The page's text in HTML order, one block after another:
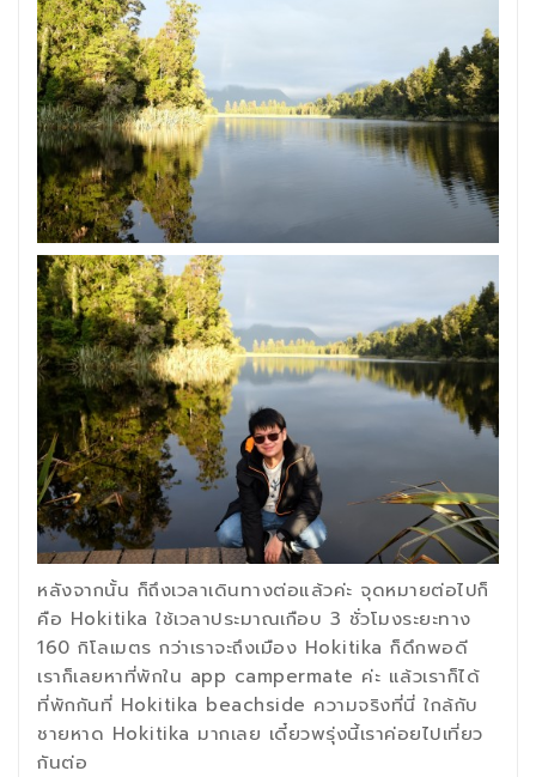
หลังจากนั้น ก็ถึงเวลาเดินทางต่อแล้วค่ะ จุดหมายต่อไปก็
คือ Hokitika ใช้เวลาประมาณเกือบ 3 ชั่วโมงระยะทาง
160 กิโลเมตร กว่าเราจะถึงเมือง Hokitika ก็ดึกพอดี
เราก็เลยหาที่พักใน app campermate ค่ะ แล้วเราก็ได้
ที่พักกันที่ Hokitika beachside ความจริงที่นี่ ใกล้กับ
ชายหาด Hokitika มากเลย เดี๋ยวพรุ่งนี้เราค่อยไปเที่ยว
กันต่อ